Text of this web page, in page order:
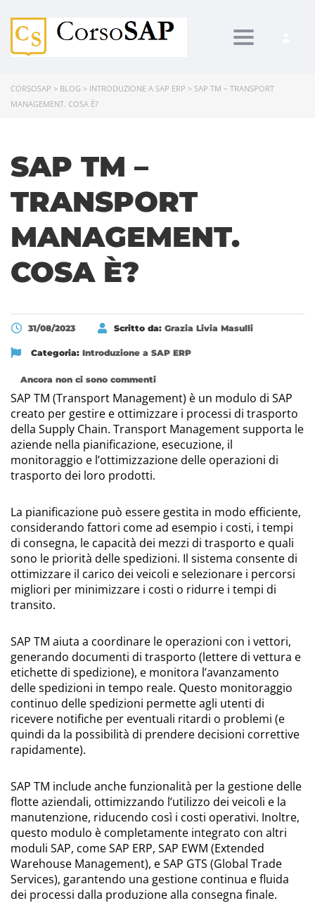
Toggle
CORSOSAP > BLOG > INTRODUZIONE A SAP ERP > SAP TM – TRANSPORT
MANAGEMENT. COSA È?
SAP TM –
TRANSPORT
MANAGEMENT.
COSA È?
31/08/2023 Scritto da: Grazia Livia Masulli
Categoria: Introduzione a SAP ERP
Ancora non ci sono commenti
SAP TM (Transport Management) è un modulo di SAP
creato per gestire e ottimizzare i processi di trasporto
della Supply Chain. Transport Management supporta le
aziende nella pianificazione, esecuzione, il
monitoraggio e l’ottimizzazione delle operazioni di
trasporto dei loro prodotti.
La pianificazione può essere gestita in modo efficiente,
considerando fattori come ad esempio i costi, i tempi
di consegna, le capacità dei mezzi di trasporto e quali
sono le priorità delle spedizioni. Il sistema consente di
ottimizzare il carico dei veicoli e selezionare i percorsi
migliori per minimizzare i costi o ridurre i tempi di
transito.
SAP TM aiuta a coordinare le operazioni con i vettori,
generando documenti di trasporto (lettere di vettura e
etichette di spedizione), e monitora l’avanzamento
delle spedizioni in tempo reale. Questo monitoraggio
continuo delle spedizioni permette agli utenti di
ricevere notifiche per eventuali ritardi o problemi (e
quindi da la possibilità di prendere decisioni correttive
rapidamente).
SAP TM include anche funzionalità per la gestione delle
flotte aziendali, ottimizzando l’utilizzo dei veicoli e la
manutenzione, riducendo così i costi operativi. Inoltre,
questo modulo è completamente integrato con altri
moduli SAP, come SAP ERP, SAP EWM (Extended
Warehouse Management), e SAP GTS (Global Trade
Services), garantendo una gestione continua e fluida
dei processi dalla produzione alla consegna finale.